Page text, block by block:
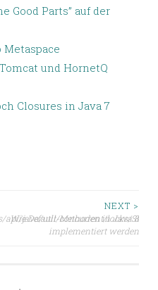
Good Parts” auf der
und HornetQ
Closures in Java 7
api/java/util/concurrent/locks/
NEXT >
Wie Default-Methoden in Java 8
implementiert werden